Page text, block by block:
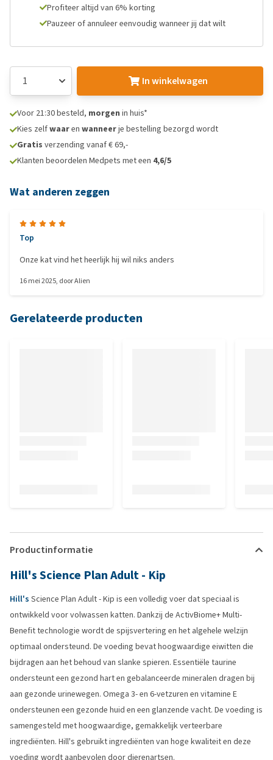
Profiteer altijd van 6% korting
Pauzeer of annuleer eenvoudig wanneer jij dat wilt
In winkelwagen
Voor 21:30 besteld, morgen in huis*
Kies zelfwaaren wanneerje bestelling bezorgd wordt
Gratis verzending vanaf € 69,-
Klanten beoordelen Medpets met een 4,6/5
Wat anderen zeggen
Top
Onze kat vind het heerlijk hij wil niks anders
16 mei 2025, doorAlien
Gerelateerde producten
Productinformatie
Hill's Science Plan Adult - Kip
Hill's Science Plan Adult - Kip is een volledig voer dat speciaal is
ontwikkeld voor volwassen katten. Dankzij de ActivBiome+ Multi-
Benefit technologie wordt de spijsvertering en het algehele welzijn
optimaal ondersteund. De voeding bevat hoogwaardige eiwitten die
bijdragen aan het behoud van slanke spieren. Essentiële taurine
ondersteunt een gezond hart en gebalanceerde mineralen dragen bij
aan gezonde urinewegen. Omega 3- en 6-vetzuren en vitamine E
ondersteunen een gezonde huid en een glanzende vacht. De voeding is
samengesteld met hoogwaardige, gemakkelijk verteerbare
ingrediënten. Hill's gebruikt ingrediënten van hoge kwaliteit en deze
voeding wordt aanbevolen door dierenartsen.